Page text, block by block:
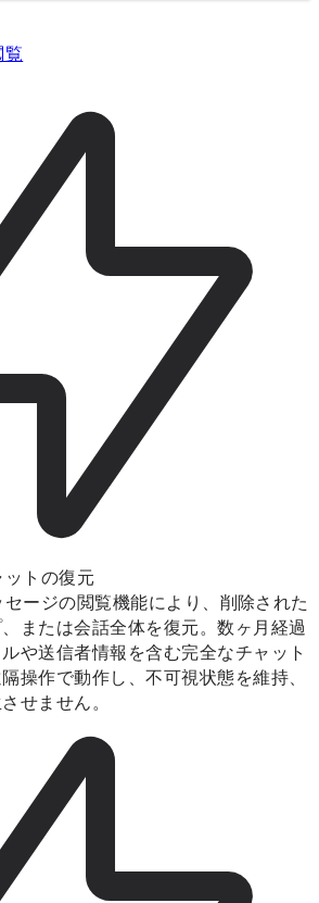
トの復元
ージの閲覧機能により、削除された
または会話全体を復元。数ヶ月経過
や送信者情報を含む完全なチャット
操作で動作し、不可視状態を維持、
せません。